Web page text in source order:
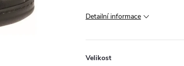
Detailní informace
Velikost